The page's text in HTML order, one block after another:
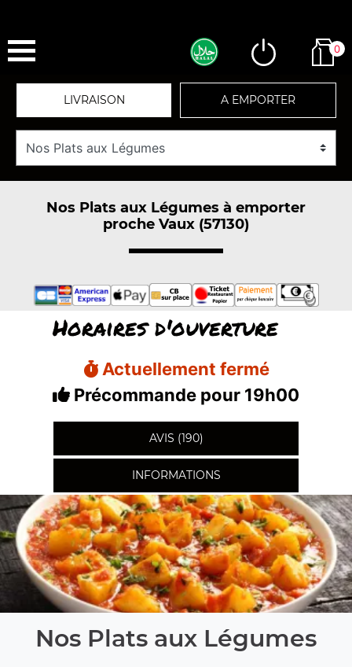
0
LIVRAISON A EMPORTER
Nos Plats aux Légumes à emporter
proche Vaux (57130)
Horaires d'ouverture
Actuellement fermé
Précommande pour 19h00
AVIS (190)
INFORMATIONS
Nos Plats aux Légumes